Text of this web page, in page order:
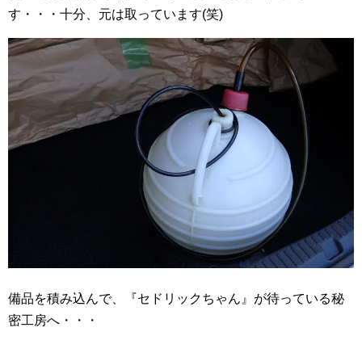
す・・・十分、元は取っています(笑)
備品を積み込んで、『セドリックちゃん』が待っている秘
密工房へ・・・